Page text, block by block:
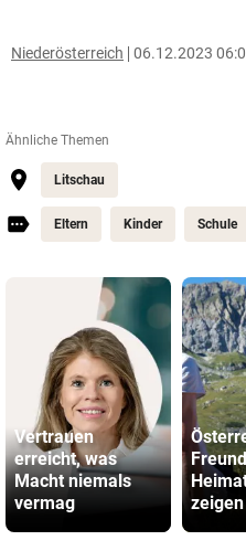
Niederösterreich 06.12.2023
Ähnliche Themen
Litschau
Eltern Kinder Schule
Vertrauen
erreicht, was
Macht niemals
vermag
zeigen